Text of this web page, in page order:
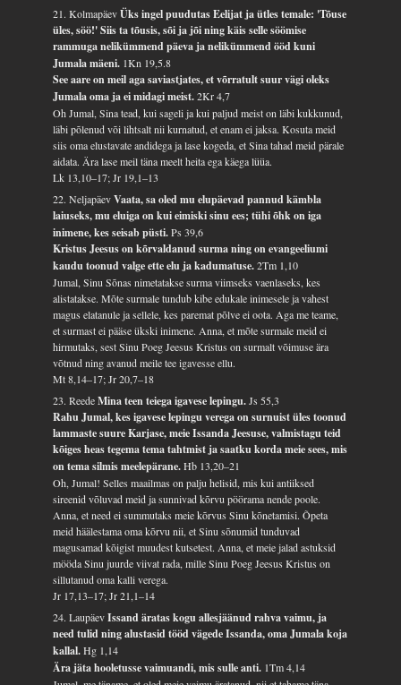
21. KolmapäevÜks ingel puudutas Eelijat ja ütles temale: 'Tõuse
üles, söö!' Siis ta tõusis, sõi ja jõi ning käis selle söömise
rammuga nelikümmend päeva ja nelikümmend ööd kuni
Jumala mäeni. 1Kn 19,5.8
See aare on meil aga saviastjates, et võrratult suur vägi oleks
Jumala oma ja ei midagi meist.2Kr 4,7
Oh Jumal, Sina tead, kui sageli ja kui paljud meist on läbi kukkunud,
läbi põlenud või lihtsalt nii kurnatud, et enam ei jaksa. Kosuta meid
siis oma elustavate andidega ja lase kogeda, et Sina tahad meid pärale
aidata. Ära lase meil täna meelt heita ega käega lüüa.
Lk 13,10–17; Jr 19,1–13
22. NeljapäevVaata, sa oled mu elupäevad pannud kämbla
laiuseks, mu eluiga on kui eimiski sinu ees; tühi õhk on iga
inimene, kes seisab püsti.Ps 39,6
Kristus Jeesus on kõrvaldanud surma ning on evangeeliumi
kaudu toonud valge ette elu ja kadumatuse.2Tm 1,10
Jumal, Sinu Sõnas nimetatakse surma viimseks vaenlaseks, kes
alistatakse. Mõte surmale tundub kibe edukale inimesele ja vahest
magus elatanule ja sellele, kes paremat põlve ei oota. Aga me teame,
et surmast ei pääse ükski inimene. Anna, et mõte surmale meid ei
hirmutaks, sest Sinu Poeg Jeesus Kristus on surmalt võimuse ära
võtnud ning avanud meile tee igavesse ellu.
Mt 8,14–17; Jr 20,7–18
23. ReedeMina teen teiega igavese lepingu.Js 55,3
Rahu Jumal, kes igavese lepingu verega on surnuist üles toonud
lammaste suure Karjase, meie Issanda Jeesuse, valmistagu teid
kõiges heas tegema tema tahtmist ja saatku korda meie sees, mis
on tema silmis meelepärane.Hb 13,20–21
Oh, Jumal! Selles maailmas on palju helisid, mis kui antiiksed
sireenid võluvad meid ja sunnivad kõrvu pöörama nende poole.
Anna, et need ei summutaks meie kõrvus Sinu kõnetamisi. Õpeta
meid häälestama oma kõrvu nii, et Sinu sõnumid tunduvad
magusamad kõigist muudest kutsetest. Anna, et meie jalad astuksid
mööda Sinu juurde viivat rada, mille Sinu Poeg Jeesus Kristus on
sillutanud oma kalli verega.
Jr 17,13–17; Jr 21,1–14
24. LaupäevIssand äratas kogu allesjäänud rahva vaimu, ja
need tulid ning alustasid tööd vägede Issanda, oma Jumala koja
kallal.Hg 1,14
Ära jäta hooletusse vaimuandi, mis sulle anti. 1Tm 4,14